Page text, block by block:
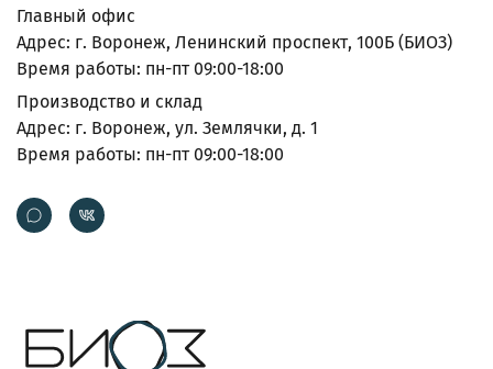
Главный офис
Адрес: г. Воронеж, Ленинский проспект, 100Б (БИОЗ)
Время работы: пн-пт 09:00-18:00
Производство и склад
Адрес: г. Воронеж, ул. Землячки, д. 1
Время работы: пн-пт 09:00-18:00